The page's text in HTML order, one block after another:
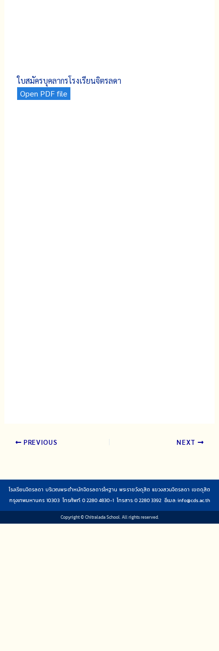
ใบสมัครบุคลากรโรงเรียนจิตรลดา
Open PDF file
PREVIOUS NEXT
โรงเรียนจิตรลดา บริเวณพระตำหนักจิตรลดารโหฐาน พระราชวังดุสิต แขวงสวนจิตรลดา เขตดุสิต
กรุงเทพมหานคร 10303 โทรศัพท์: 0 2280 4830-1 โทรสาร: 0 2280 3392 อีเมล:info@cds.ac.th
Copyright © Chitralada School. All rights reserved.